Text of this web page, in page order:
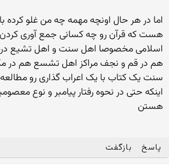
اما در هر حال اونچه مهمه چه من غلو کرده
هست که قرآن رو چه کسانی جمع آوری
اسلامی مخصوصا اهل سنت و اهل تشیع
هم در قم و نجف مراکز اهل تشسع هم در
سنت یک کتاب با یک اعراب گذاری رو مطالعه
اینکه حتی در نحوه رفتار پیامبر و نوع
هستن
پاسخ بازگفت